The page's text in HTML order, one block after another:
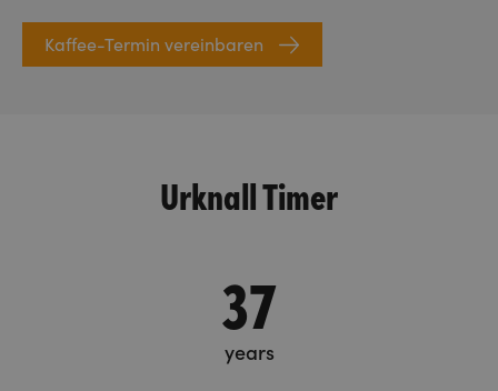
Kaffee-Termin vereinbaren
Urknall Timer
37
years